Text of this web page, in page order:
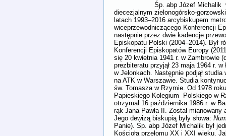
Śp. abp Józef Michalik w
diecezjalnym zielonogórsko-
latach 1993–2016 arcybiskupem
wiceprzewodniczącego Konferencji
następnie przez dwie kadencje
Episkopatu Polski (2004–2014). Był
Konferencji Episkopatów Europy
się 20 kwietnia 1941 r. w Zambrowie
prezbiteratu przyjął 23 maja 1964 r.
w Jelonkach. Następnie podjął
na ATK w Warszawie. Studia
św. Tomasza w Rzymie. Od 1978
Papieskiego Kolegium Polskiego w
otrzymał 16 października 1986 r. w
rąk Jana Pawła II. Został
Jego dewizą biskupią były słowa:
Panie). Śp. abp Józef Michalik był
Kościoła przełomu XX i XXI wieku.